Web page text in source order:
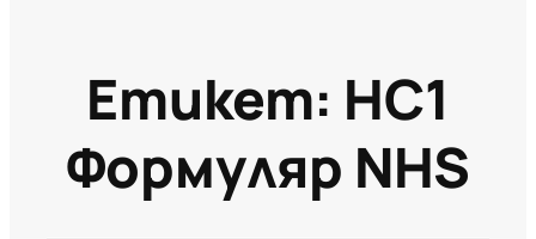
Етикет: HC1
Формуляр NHS